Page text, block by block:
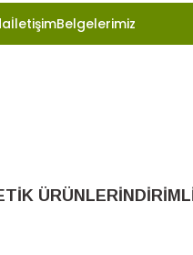
İletişimBelgelerimiz
ÜRÜNLER